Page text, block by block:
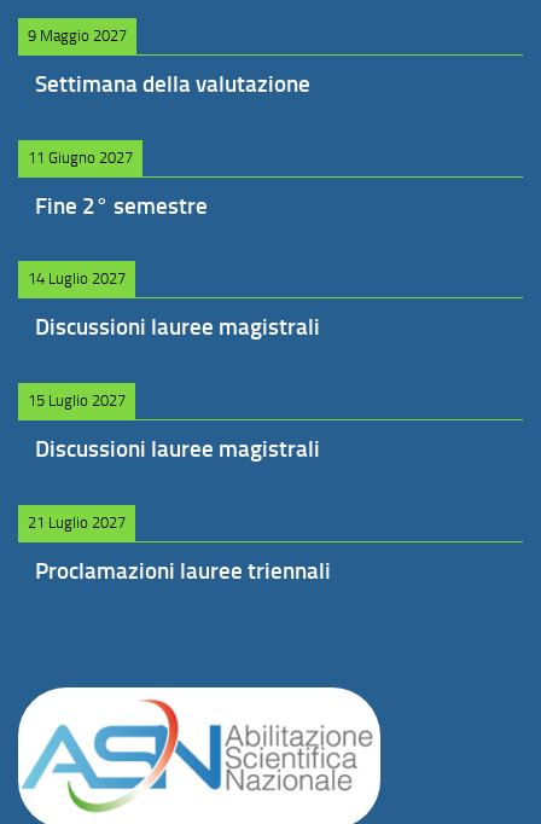
9 Maggio 2027
Settimana della valutazione
11 Giugno 2027
Fine 2° semestre
14 Luglio 2027
Discussioni lauree magistrali
15 Luglio 2027
Discussioni lauree magistrali
21 Luglio 2027
Proclamazioni lauree triennali